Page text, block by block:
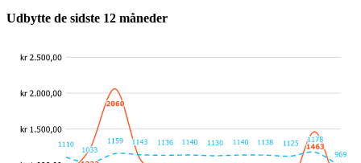
Udbytte de sidste 12 måneder